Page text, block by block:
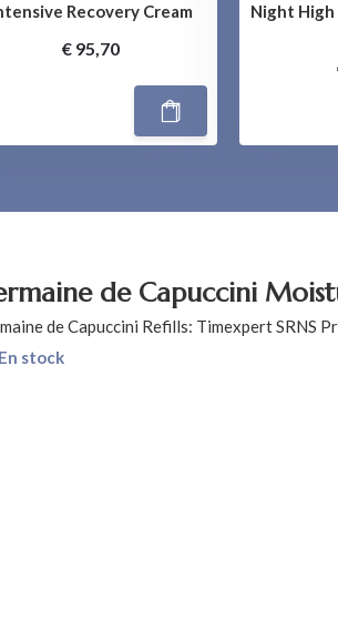
Recovery Cream
€ 95,70
Night
de Capuccini
de Capuccini Refills: Timexpert SRNS
En stock